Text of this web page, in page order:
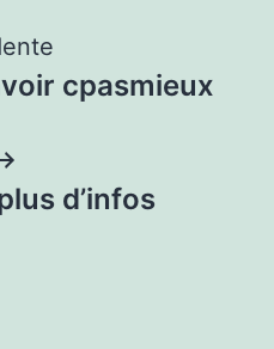
cpasmieux
d’infos